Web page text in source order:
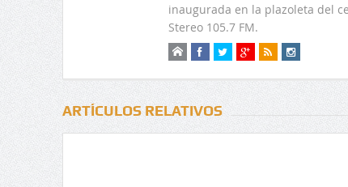
inaugurada en la plazoleta del
Stereo 105.7 FM.
ARTÍCULOS RELATIVOS